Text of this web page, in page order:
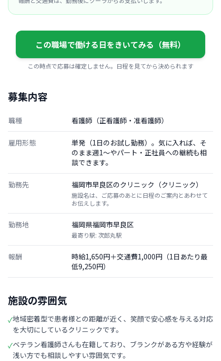
この職場で働ける日をきいてみる（無料）
この時点で応募は確定しません。日程を見てから決められます
募集内容
職種 看護師（正看護師・准看護師）
雇用形態
単発（1日のお試し勤務）。気に入れば、そ
のまま週1〜やパート・正社員への継続も相
談できます。
勤務先 福岡市早良区のクリニック（クリニック）
施設名は、ご応募のあとに日程のご案内とあわせて
お伝えします。
勤務地 福岡県福岡市早良区
最寄り駅: 次郎丸駅
報酬
時給1,650円＋交通費1,000円（1日あたり最
低9,250円）
施設の雰囲気
✓地域密着型で患者様との距離が近く、笑顔で安心感を与える対応
を大切にしているクリニックです。
✓ベテラン看護師さんも在籍しており、ブランクがある方や経験が
浅い方でも相談しやすい雰囲気です。